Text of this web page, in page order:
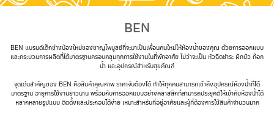
BEN
BEN แบรนด์เด็กช่างน้องใหม่ของชาญไพบูลย์ที่จะมาเป็นเพื่อนคนใหม่ให้ห้องน้ำของคุณ ด้วยการออกแบบ
และกระบวนการผลิตที่ได้มาตรฐานครอบคลุมทุกการใช้งานในที่พักอาศัย ไม่ว่าจะเป็น หัวฉีดชำระ ฝักบัว ก๊อก
น้ำ และอุปกรณ์สำหรับสุขภัณฑ์
จุดเด่นสำคัญของ BEN คือสินค้าคุณภาพ ราคาจับต้องได้ ทำให้ทุกคนสามารถเข้าถึงอุปกรณ์ห้องน้ำที่ได้
มาตรฐาน อายุการใช้งานยาวนาน พร้อมกับการออกแบบอย่างคลาสสิกที่สามารถประยุกต์ให้เข้ากับห้องน้ำได้
หลากหลายรูปแบบ ติดตั้งและประกอบได้ง่าย เหมาะสำหรับที่อยู่อาศัยและผู้ที่ต้องการใช้สินค้าจำนวนมาก